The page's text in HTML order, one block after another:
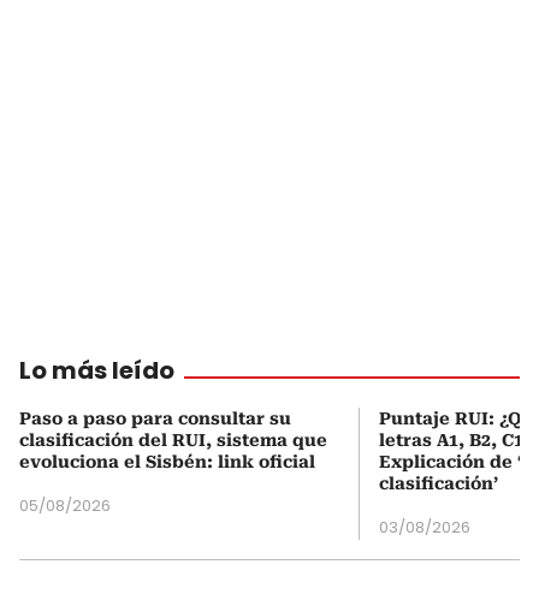
Lo más leído
Paso a paso para consultar su
clasificación del RUI, sistema que
evoluciona el Sisbén: link oficial
05/08/2026
Puntaje RUI:
letras A1, B2, C1
Explicación de
clasificación’
03/08/2026